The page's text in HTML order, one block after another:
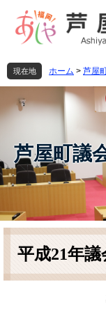
先
頭
す
を
飛
し
へ
現在地 ホーム > 芦屋
芦屋町議
本
平成21年議